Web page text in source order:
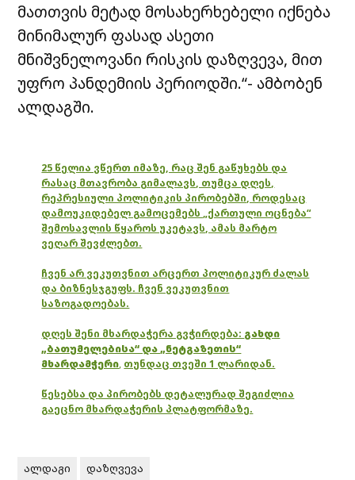
მათთვის მეტად მოსახერხებელი იქნება
მინიმალურ ფასად ასეთი
მნიშვნელოვანი რისკის დაზღვევა, მით
უფრო პანდემიის პერიოდში.“- ამბობენ
ალდაგში.
25 წელია ვწერთ იმაზე, რაც შენ გაწუხებს და
რასაც მთავრობა გიმალავს, თუმცა დღეს,
რეპრესიული პოლიტიკის პირობებში, როდესაც
დამოუკიდებელ გამოცემებს „ქართული ოცნება“
შემოსავლის წყაროს უკეტავს, ამას მარტო
ვეღარ შევძლებთ.
ჩვენ არ ვეკუთვნით არცერთ პოლიტიკურ ძალას
და ბიზნესჯგუფს. ჩვენ ვეკუთვნით
საზოგადოებას.
დღეს შენი მხარდაჭერა გვჭირდება: გახდი
„ბათუმელებისა“ და „ნეტგაზეთის“
მხარდამჭერი, თუნდაც თვეში 1 ლარიდან.
წესებსა და პირობებს დეტალურად შეგიძლია
გაეცნო მხარდაჭერის პლატფორმაზე.
ალდაგი დაზღვევა